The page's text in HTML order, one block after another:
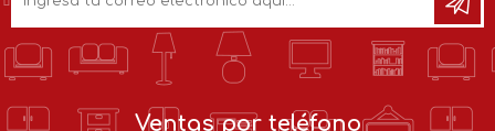
Ventas por teléfono